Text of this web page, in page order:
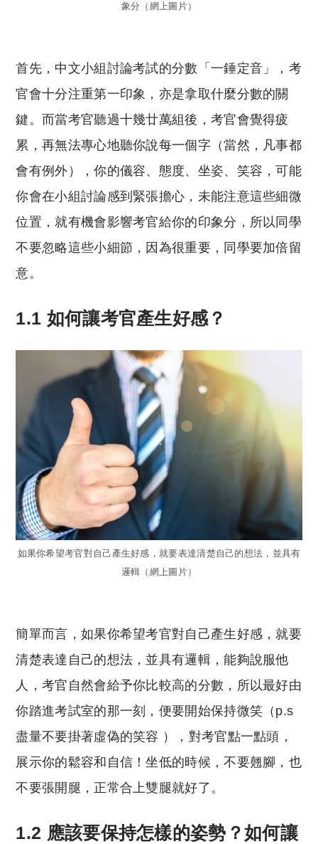
象分（網上圖片）
首先，中文小組討論考試的分數「一錘定音」，考
官會十分注重第一印象，亦是拿取什麼分數的關
鍵。而當考官聽過十幾廿萬組後，考官會覺得疲
累，再無法專心地聽你說每一個字（當然，凡事都
會有例外），你的儀容、態度、坐姿、笑容，可能
你會在小組討論感到緊張擔心，未能注意這些細微
位置，就有機會影響考官給你的印象分，所以同學
不要忽略這些小細節，因為很重要，同學要加倍留
意。
1.1 如何讓考官產生好感？
如果你希望考官對自己產生好感，就要表達清楚自己的想法，並具有
邏輯（網上圖片）
簡單而言，如果你希望考官對自己產生好感，就要
清楚表達自己的想法，並具有邏輯，能夠說服他
人，考官自然會給予你比較高的分數，所以最好由
你踏進考試室的那一刻，便要開始保持微笑（p.s
盡量不要掛著虛偽的笑容 ），對考官點一點頭，
展示你的鬆容和自信！坐低的時候，不要翹腳，也
不要張開腿，正常合上雙腿就好了。
1.2 應該要保持怎樣的姿勢？如何讓